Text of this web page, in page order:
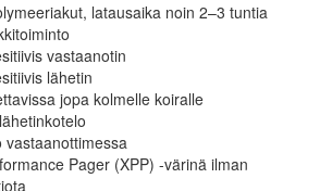
latausaika noin 2–3 tuntia
vastaanotin
lähetin
jopa kolmelle koiralle
vastaanottimessa
Pager (XPP) -värinä ilman